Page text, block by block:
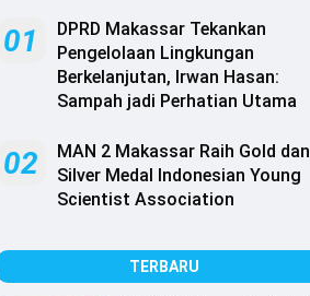
01
DPRD Makassar Tekankan
Pengelolaan Lingkungan
Berkelanjutan, Irwan Hasan:
Sampah jadi Perhatian Utama
02
MAN 2 Makassar Raih Gold dan
Silver Medal Indonesian Young
Scientist Association
TERBARU